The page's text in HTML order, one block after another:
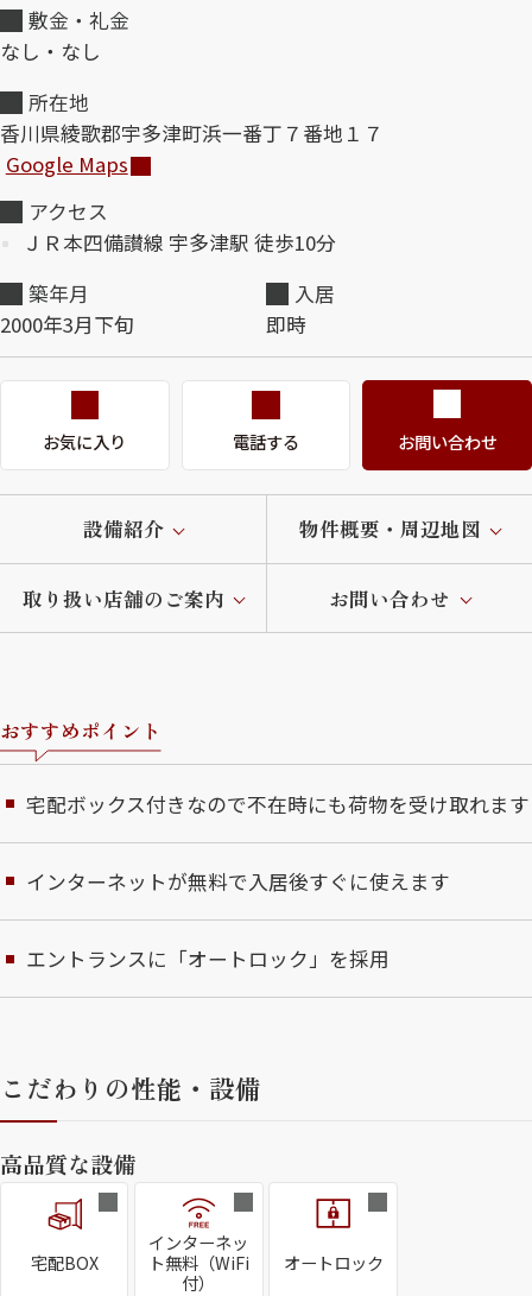
自立型サービス付き・シニア向け
お問い合わせ・よくある質問
シャーメゾンライフ CLUB
シャーメゾンライフ GUARD
らくらくプラチナ
敷金・礼金
なし・なし
所在地
香川県綾歌郡宇多津町浜一番丁７番地１７
Google Maps
アクセス
ＪＲ本四備讃線 宇多津駅 徒歩10分
築年月
2000年3月下旬
入居
即時
お気に入り 電話する お問い合わせ
設備紹介 物件概要・周辺地図
取り扱い店舗のご案内 お問い合わせ
おすすめポイント
宅配ボックス付きなので不在時にも荷物を受け取れます
インターネットが無料で入居後すぐに使えます
エントランスに「オートロック」を採用
こだわりの性能・設備
高品質な設備
宅配BOX
インターネッ
ト無料（WiFi
付）
オートロック